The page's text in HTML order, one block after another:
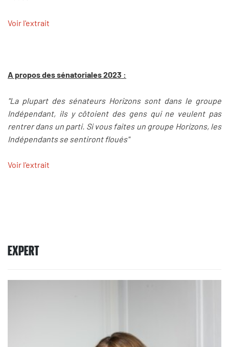
Voir l'extrait
A propos des sénatoriales 2023 :
"La plupart des sénateurs Horizons sont dans le groupe
Indépendant, ils y côtoient des gens qui ne veulent pas
rentrer dans un parti. Si vous faites un groupe Horizons, les
Indépendants se sentiront floués"
Voir l'extrait
EXPERT